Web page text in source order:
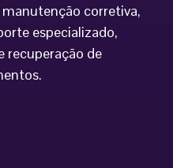
corretiva,
especializado,
recuperação de